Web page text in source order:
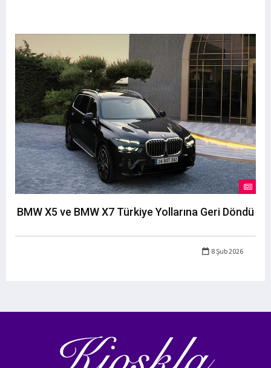
BMW X5 ve BMW X7 Türkiye Yollarına Geri Döndü
8 Şub 2026